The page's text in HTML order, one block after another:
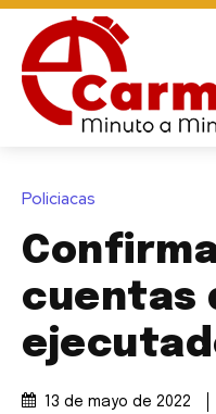
Policiacas
cuentas
13 de mayo de 2022